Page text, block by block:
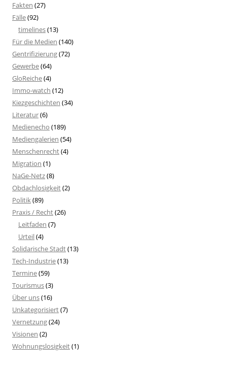
Fakten (27)
Fälle(92)
timelines(13)
Für die Medien (140)
Gentrifizierung(72)
Gewerbe(64)
GloReiche(4)
Immo-watch (12)
Kiezgeschichten (34)
Literatur(6)
Medienecho (189)
Mediengalerien (54)
Menschenrecht(4)
Migration (1)
NaGe-Netz(8)
Obdachlosigkeit(2)
Politik(89)
Praxis / Recht(26)
Leitfaden (7)
Urteil(4)
Solidarische Stadt(13)
Tech-Industrie(13)
Termine(59)
Tourismus(3)
Über uns(16)
Unkategorisiert(7)
Vernetzung(24)
Visionen (2)
Wohnungslosigkeit(1)